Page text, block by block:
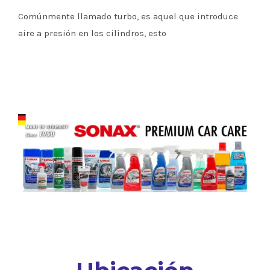
Comúnmente llamado turbo, es aquel que introduce
aire a presión en los cilindros, esto